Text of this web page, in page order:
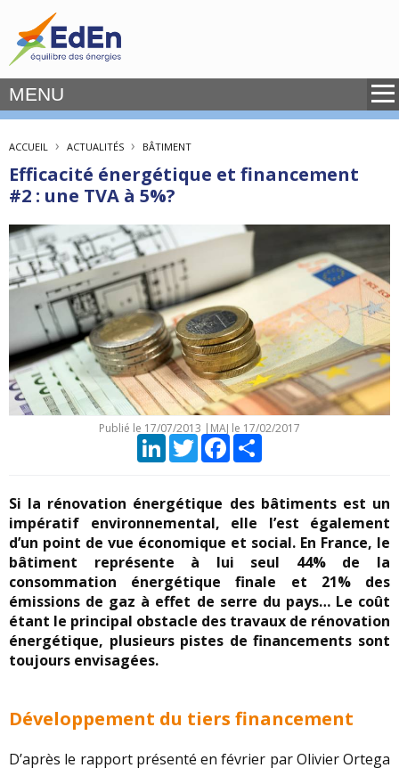
MENU
ACCUEIL › ACTUALITÉS › BÂTIMENT
Efficacité énergétique et financement
#2 : une TVA à 5%?
Publié le 17/07/2013 | MAJ le 17/02/2017
LinkedInTwitterFacebook
Si la rénovation énergétique des bâtiments est un
impératif environnemental, elle l’est également
d’un point de vue économique et social. En France, le
bâtiment représente à lui seul 44% de la
consommation énergétique finale et 21% des
émissions de gaz à effet de serre du pays… Le coût
étant le principal obstacle des travaux de rénovation
énergétique, plusieurs pistes de financements sont
toujours envisagées.
Développement du tiers financement
D’après le rapport présenté en février par Olivier Ortega